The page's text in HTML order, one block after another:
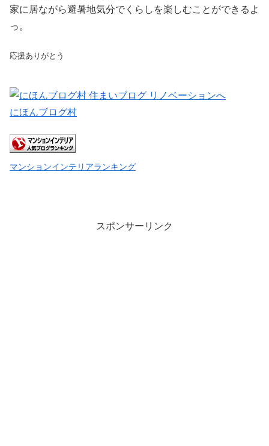
家に居ながら避暑地気分でくらしを楽しむことができるよ
っ。
応援ありがとう
にほんブログ村
マンションインテリアランキング
スポンサーリンク